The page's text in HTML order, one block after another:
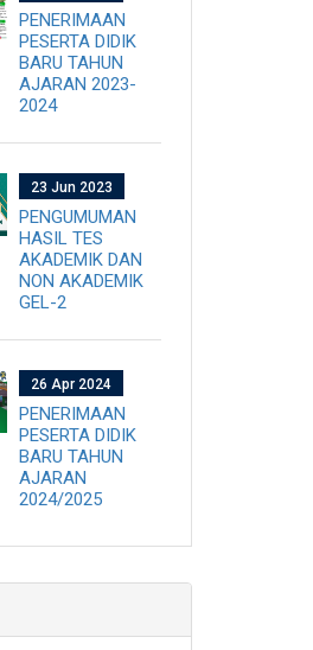
PENERIMAAN
PESERTA DIDIK
BARU TAHUN
AJARAN 2023-
2024
23 Jun 2023
PENGUMUMAN
HASIL TES
AKADEMIK DAN
NON AKADEMIK
GEL-2
26 Apr 2024
PENERIMAAN
PESERTA DIDIK
BARU TAHUN
AJARAN
2024/2025